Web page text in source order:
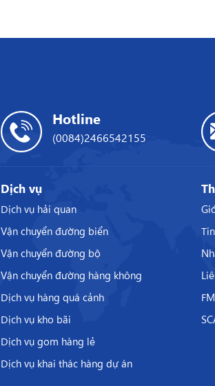
Hotline
(0084)2466542155
Dịch vụ
Dịch vụ hải quan
Vận chuyển đường biển
Vận chuyển đường bộ
Vận chuyển đường hàng không
Dịch vụ hàng quá cảnh
Dịch vụ kho bãi
Dịch vụ gom hàng lẻ
Dịch vụ khai thác hàng dự án